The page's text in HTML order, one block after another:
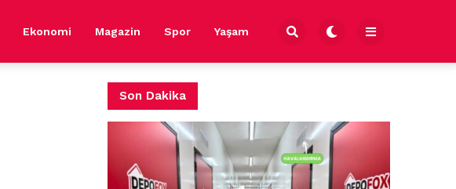
Ekonomi Magazin Spor Yaşam
Son Dakika